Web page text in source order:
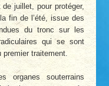
juillet, pour protéger,
fin de l’été, issue des
du tronc sur les
qui se sont
premier traitement.
organes souterrains